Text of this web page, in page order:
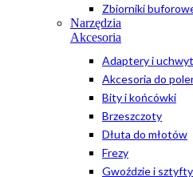
Zbiorniki
Narzędzia
Akcesoria
Adaptery i
Akcesoria do
Bity i końcówki
Brzeszczoty
Dłuta do młotów
Frezy
Gwoździe i sztyfty